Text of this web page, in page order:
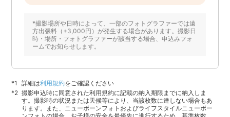
*撮影場所や日時によって、一部のフォトグラファーでは遠
方出張料（+3,000円）が発生する場合があります。撮影日
時・場所・フォトグラファーが該当する場合、申込みフォ
ームでお知らせします。
詳細は利用規約をご確認ください
撮影申込時に同意された利用規約に記載の納入期限までに納入しま
す。撮影時の状況または天候等により、当該枚数に達しない場合もあ
ります。また、ニューボーンフォトおよびライフスタイルニューボー